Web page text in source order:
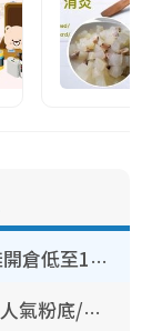
開倉優惠 | 尖沙咀海港城名牌波鞋開倉低至1折！On鞋$899起／Joy&Peace鞋履$98起
CHANEL美妝限時減價低至3折！人氣粉底/唇膏/精華液低至$275！COCO香水都有平